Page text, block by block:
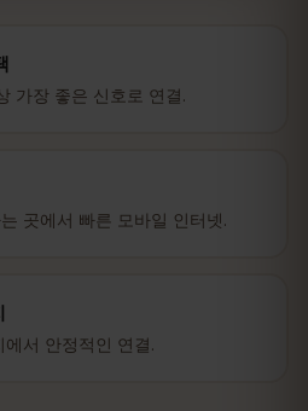
가장 좋은 신호로 연결.
곳에서 빠른 모바일 인터넷.
서 안정적인 연결.